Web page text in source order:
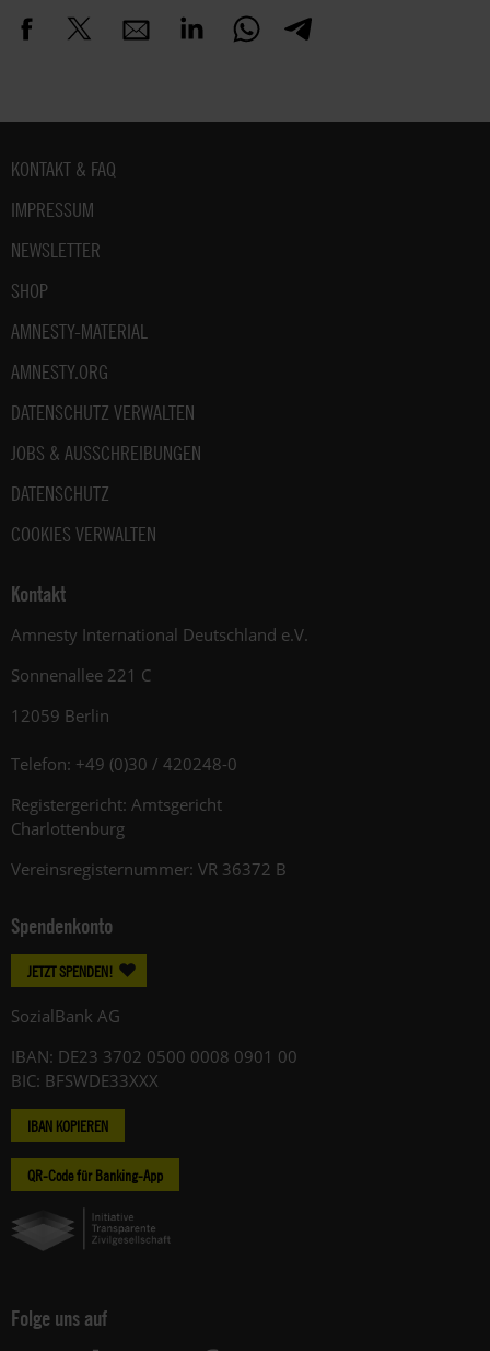
Fußbereich
KONTAKT & FAQ
IMPRESSUM
NEWSLETTER
SHOP
AMNESTY-MATERIAL
AMNESTY.ORG
DATENSCHUTZ VERWALTEN
JOBS & AUSSCHREIBUNGEN
DATENSCHUTZ
COOKIES VERWALTEN
Kontakt
Amnesty International Deutschland e.V.
Sonnenallee 221 C
12059 Berlin
Telefon: +49 (0)30 / 420248-0
Registergericht: Amtsgericht
Charlottenburg
Vereinsregisternummer: VR 36372 B
Spendenkonto
JETZT SPENDEN!
SozialBank AG
IBAN: DE23 3702 0500 0008 0901 00
BIC: BFSWDE33XXX
IBAN KOPIEREN
QR-Code für Banking-App
Folge uns auf